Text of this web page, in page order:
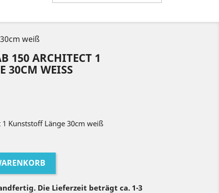
weiß
150 ARCHITECT 1 K
WEISS
Kunststoff Länge 30cm weiß
Die Lieferzeit beträgt ca. 1-3